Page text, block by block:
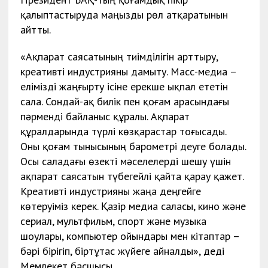
қалыптастыруда маңызды рөл атқаратынын
айтты.
«Ақпарат саясатының тиімділігін арттыру,
креативті индустрияны дамыту. Масс-медиа –
елімізді жаңғырту ісіне ерекше ықпал ететін
сала. Сондай-ақ билік пен қоғам арасындағы
пәрменді байланыс құралы. Ақпарат
құралдарында түрлі көзқарастар тоғысады.
Оны қоғам тынысының барометрі деуге болады.
Осы саладағы өзекті мәселелерді шешу үшін
ақпарат саясатын түбегейлі қайта қарау қажет.
Креативті индустрияны жаңа деңгейге
көтеруіміз керек. Қазір медиа саласы, кино және
сериал, мультфильм, спорт және музыка
шоулары, компьютер ойындары мен кітаптар –
бәрі бірігіп, біртұтас жүйеге айналды», деді